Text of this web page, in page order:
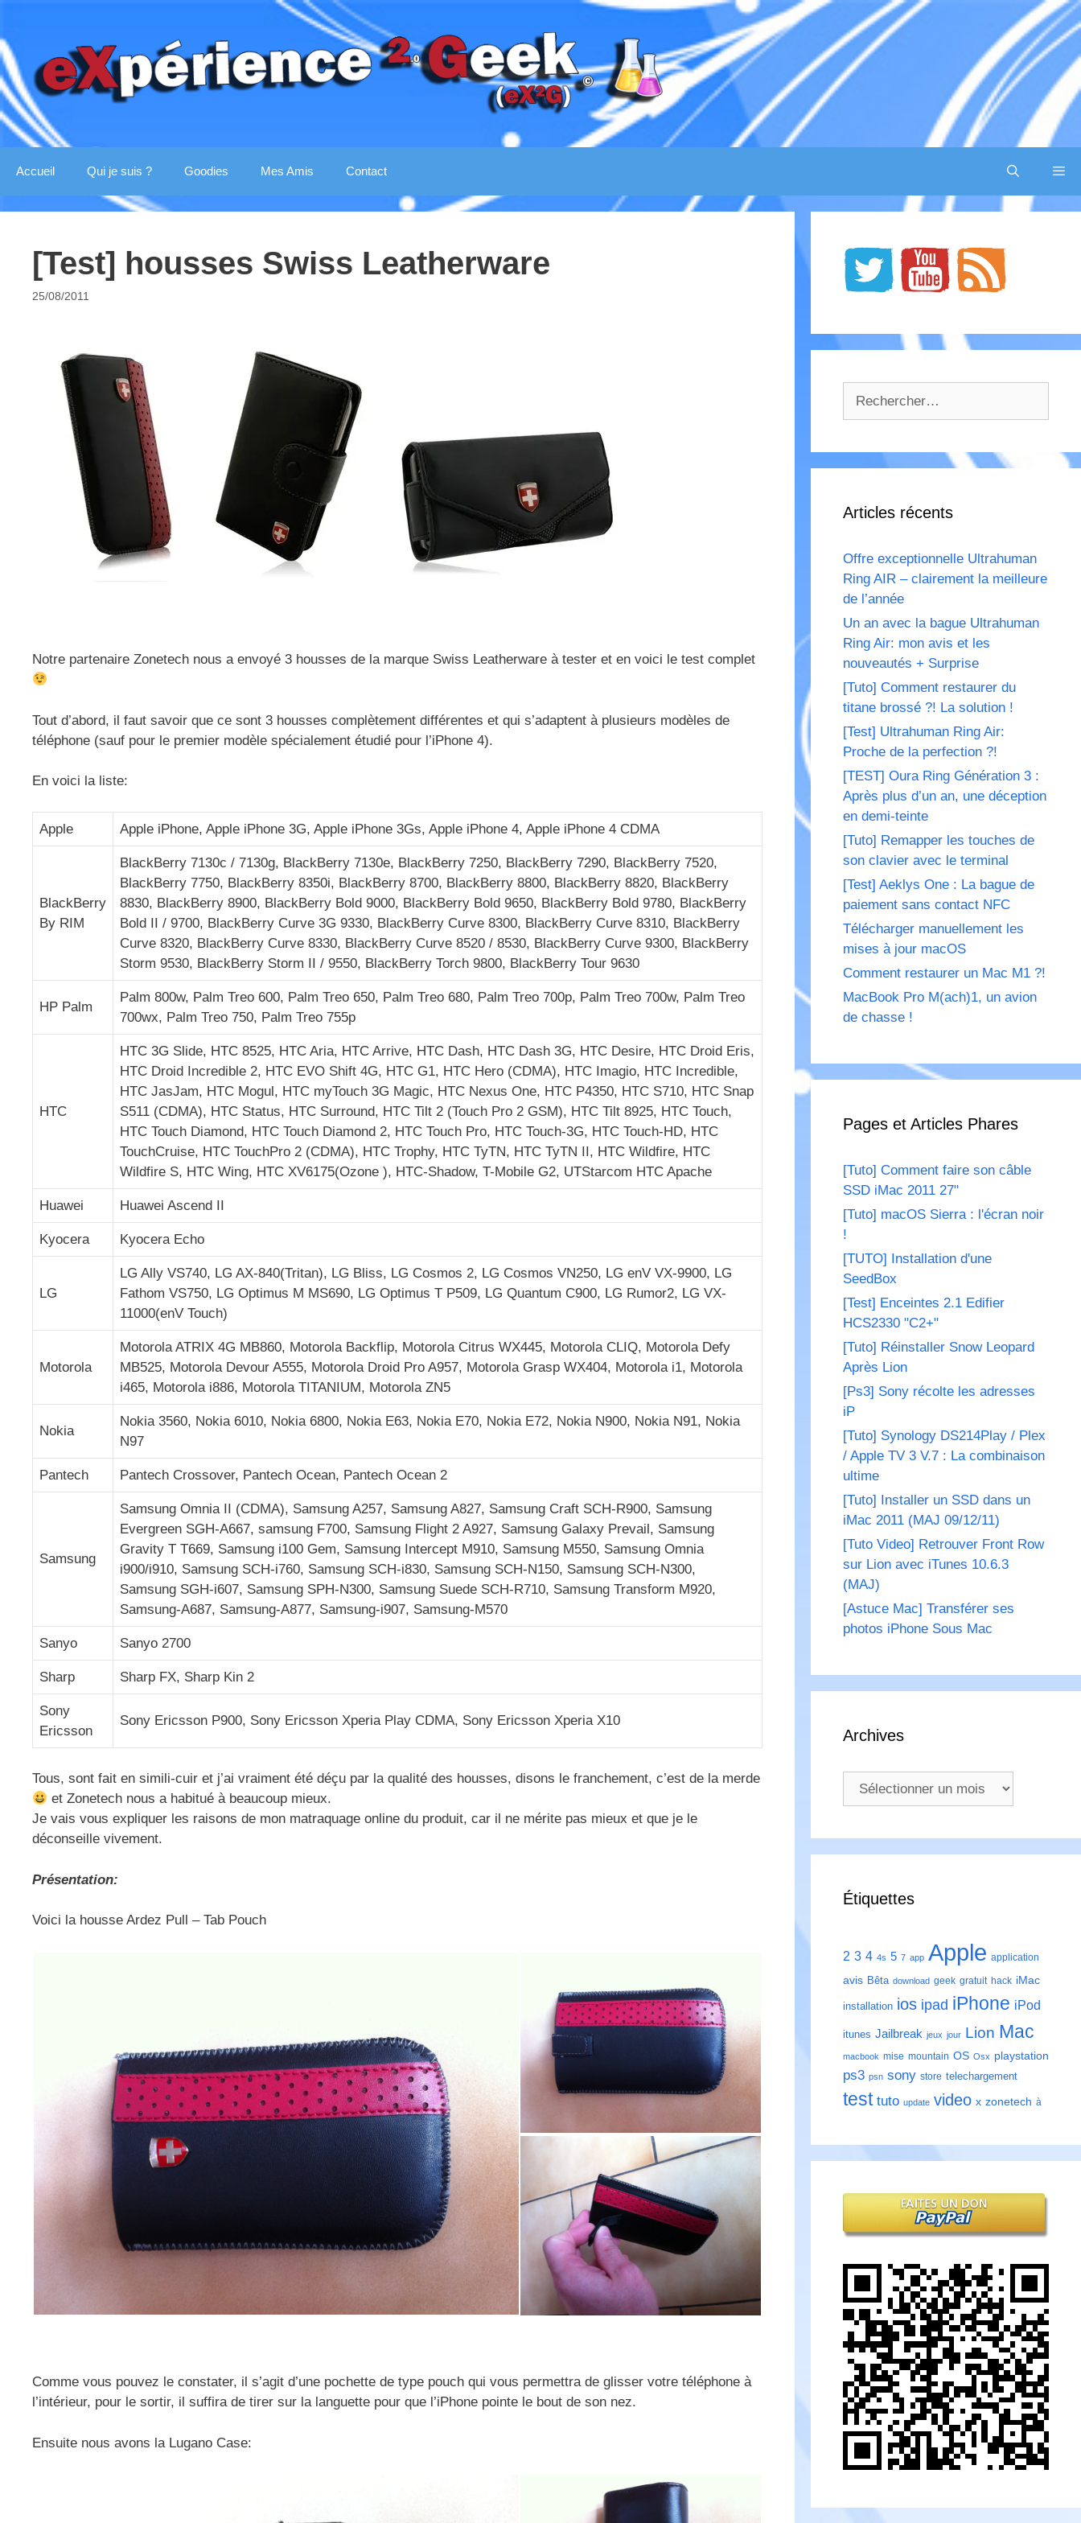
contenu
Accueil Qui je suis ? Goodies Mes Amis Contact
[Test] housses Swiss Leatherware
25/08/2011
Notre partenaire Zonetech nous a envoyé 3 housses de la marque Swiss Leatherware à tester et en voici le test complet
Tout d’abord, il faut savoir que ce sont 3 housses complètement différentes et qui s’adaptent à plusieurs modèles de
téléphone (sauf pour le premier modèle spécialement étudié pour l’iPhone 4).
En voici la liste:
Apple Apple iPhone, Apple iPhone 3G, Apple iPhone 3Gs, Apple iPhone 4, Apple iPhone 4 CDMA
BlackBerry
By RIM
BlackBerry 7130c / 7130g, BlackBerry 7130e, BlackBerry 7250, BlackBerry 7290, BlackBerry 7520,
BlackBerry 7750, BlackBerry 8350i, BlackBerry 8700, BlackBerry 8800, BlackBerry 8820, BlackBerry
8830, BlackBerry 8900, BlackBerry Bold 9000, BlackBerry Bold 9650, BlackBerry Bold 9780, BlackBerry
Bold II / 9700, BlackBerry Curve 3G 9330, BlackBerry Curve 8300, BlackBerry Curve 8310, BlackBerry
Curve 8320, BlackBerry Curve 8330, BlackBerry Curve 8520 / 8530, BlackBerry Curve 9300, BlackBerry
Storm 9530, BlackBerry Storm II / 9550, BlackBerry Torch 9800, BlackBerry Tour 9630
HP Palm
Palm 800w, Palm Treo 600, Palm Treo 650, Palm Treo 680, Palm Treo 700p, Palm Treo 700w, Palm Treo
700wx, Palm Treo 750, Palm Treo 755p
HTC
HTC 3G Slide, HTC 8525, HTC Aria, HTC Arrive, HTC Dash, HTC Dash 3G, HTC Desire, HTC Droid Eris,
HTC Droid Incredible 2, HTC EVO Shift 4G, HTC G1, HTC Hero (CDMA), HTC Imagio, HTC Incredible,
HTC JasJam, HTC Mogul, HTC myTouch 3G Magic, HTC Nexus One, HTC P4350, HTC S710, HTC Snap
S511 (CDMA), HTC Status, HTC Surround, HTC Tilt 2 (Touch Pro 2 GSM), HTC Tilt 8925, HTC Touch,
HTC Touch Diamond, HTC Touch Diamond 2, HTC Touch Pro, HTC Touch-3G, HTC Touch-HD, HTC
TouchCruise, HTC TouchPro 2 (CDMA), HTC Trophy, HTC TyTN, HTC TyTN II, HTC Wildfire, HTC
Wildfire S, HTC Wing, HTC XV6175(Ozone ), HTC-Shadow, T-Mobile G2, UTStarcom HTC Apache
Huawei Huawei Ascend II
Kyocera Kyocera Echo
LG
LG Ally VS740, LG AX-840(Tritan), LG Bliss, LG Cosmos 2, LG Cosmos VN250, LG enV VX-9900, LG
Fathom VS750, LG Optimus M MS690, LG Optimus T P509, LG Quantum C900, LG Rumor2, LG VX-
11000(enV Touch)
Motorola
Motorola ATRIX 4G MB860, Motorola Backflip, Motorola Citrus WX445, Motorola CLIQ, Motorola Defy
MB525, Motorola Devour A555, Motorola Droid Pro A957, Motorola Grasp WX404, Motorola i1, Motorola
i465, Motorola i886, Motorola TITANIUM, Motorola ZN5
Nokia
Nokia 3560, Nokia 6010, Nokia 6800, Nokia E63, Nokia E70, Nokia E72, Nokia N900, Nokia N91, Nokia
N97
Pantech Pantech Crossover, Pantech Ocean, Pantech Ocean 2
Samsung
Samsung Omnia II (CDMA), Samsung A257, Samsung A827, Samsung Craft SCH-R900, Samsung
Evergreen SGH-A667, samsung F700, Samsung Flight 2 A927, Samsung Galaxy Prevail, Samsung
Gravity T T669, Samsung i100 Gem, Samsung Intercept M910, Samsung M550, Samsung Omnia
i900/i910, Samsung SCH-i760, Samsung SCH-i830, Samsung SCH-N150, Samsung SCH-N300,
Samsung SGH-i607, Samsung SPH-N300, Samsung Suede SCH-R710, Samsung Transform M920,
Samsung-A687, Samsung-A877, Samsung-i907, Samsung-M570
Sanyo Sanyo 2700
Sharp Sharp FX, Sharp Kin 2
Sony
Ericsson
Sony Ericsson P900, Sony Ericsson Xperia Play CDMA, Sony Ericsson Xperia X10
Tous, sont fait en simili-cuir et j’ai vraiment été déçu par la qualité des housses, disons le franchement, c’est de la merde
et Zonetech nous a habitué à beaucoup mieux.
Je vais vous expliquer les raisons de mon matraquage online du produit, car il ne mérite pas mieux et que je le
déconseille vivement.
Présentation:
Voici la housse Ardez Pull – Tab Pouch
Comme vous pouvez le constater, il s’agit d’une pochette de type pouch qui vous permettra de glisser votre téléphone à
l’intérieur, pour le sortir, il suffira de tirer sur la languette pour que l’iPhone pointe le bout de son nez.
Ensuite nous avons la Lugano Case:
Articles récents
Offre exceptionnelle Ultrahuman
Ring AIR – clairement la meilleure
de l’année
Un an avec la bague Ultrahuman
Ring Air: mon avis et les
nouveautés + Surprise
[Tuto] Comment restaurer du
titane brossé ?! La solution !
[Test] Ultrahuman Ring Air:
Proche de la perfection ?!
[TEST] Oura Ring Génération 3 :
Après plus d’un an, une déception
en demi-teinte
[Tuto] Remapper les touches de
son clavier avec le terminal
[Test] Aeklys One : La bague de
paiement sans contact NFC
Télécharger manuellement les
mises à jour macOS
Comment restaurer un Mac M1 ?!
MacBook Pro M(ach)1, un avion
de chasse !
Pages et Articles Phares
[Tuto] Comment faire son câble
SSD iMac 2011 27"
[Tuto] macOS Sierra : l'écran noir
!
[TUTO] Installation d'une
SeedBox
[Test] Enceintes 2.1 Edifier
HCS2330 "C2+"
[Tuto] Réinstaller Snow Leopard
Après Lion
[Ps3] Sony récolte les adresses
iP
[Tuto] Synology DS214Play / Plex
/ Apple TV 3 V.7 : La combinaison
ultime
[Tuto] Installer un SSD dans un
iMac 2011 (MAJ 09/12/11)
[Tuto Video] Retrouver Front Row
sur Lion avec iTunes 10.6.3
(MAJ)
[Astuce Mac] Transférer ses
photos iPhone Sous Mac
Archives
Archives
Étiquettes
2 3 4 4s 5 7 app Apple application
avis Bêta download geek gratuit hack iMac
installation ios ipad iPhone iPod
itunes Jailbreak jeux jour Lion Mac
macbook mise mountain OS Osx playstation
ps3 psn sony store telechargement
test tuto update video x zonetech à